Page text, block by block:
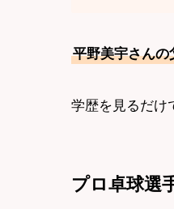
平野美宇さん
学歴を見るだけ
プロ卓球選